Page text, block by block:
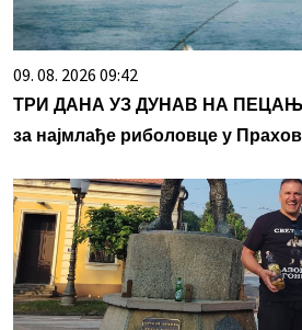
09. 08. 2026 09:42
ТРИ ДАНА УЗ ДУНАВ НА
за најмлађе риболовце у